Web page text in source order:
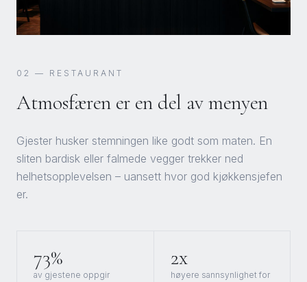
02 — RESTAURANT
Atmosfæren er en del av menyen
Gjester husker stemningen like godt som maten. En
sliten bardisk eller falmede vegger trekker ned
helhetsopplevelsen – uansett hvor god kjøkkensjefen
er.
73%
av gjestene oppgir
2x
høyere sannsynlighet for